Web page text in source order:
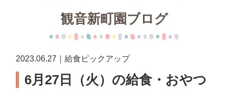
観音新町園ブログ
2023.06.27｜給食ピックアップ
6月27日（火）の給食・おやつ